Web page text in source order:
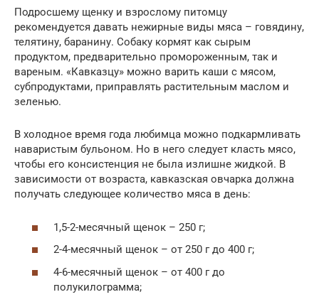
Подросшему щенку и взрослому питомцу
рекомендуется давать нежирные виды мяса – говядину,
телятину, баранину. Собаку кормят как сырым
продуктом, предварительно промороженным, так и
вареным. «Кавказцу» можно варить каши с мясом,
субпродуктами, приправлять растительным маслом и
зеленью.
В холодное время года любимца можно подкармливать
наваристым бульоном. Но в него следует класть мясо,
чтобы его консистенция не была излишне жидкой. В
зависимости от возраста, кавказская овчарка должна
получать следующее количество мяса в день:
1,5-2-месячный щенок – 250 г;
2-4-месячный щенок – от 250 г до 400 г;
4-6-месячный щенок – от 400 г до
полукилограмма;